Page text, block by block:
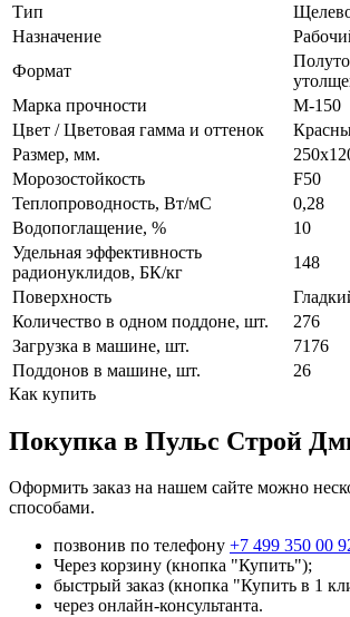
Тип
Назначение
Формат
Марка прочности
М-150
Цвет / Цветовая гамма и оттенок
Размер, мм.
Морозостойкость
F50
Теплопроводность, Вт/мC
0,28
Водопоглащение, %
10
Удельная эффективность
радионуклидов, БК/кг
148
Поверхность
Количество в одном поддоне, шт.
276
Загрузка в машине, шт.
7176
Поддонов в машине, шт.
26
Как купить
Покупка в Пульс Строй
Оформить заказ на нашем сайте можно
способами.
позвонив по телефону +7 499 350 00
Через корзину (кнопка "Купить");
быстрый заказ (кнопка "Купить в 1
через онлайн-консультанта.